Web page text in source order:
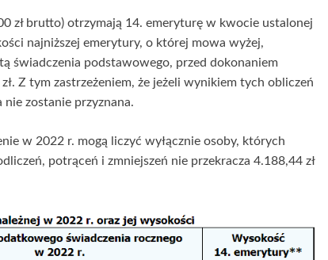
zł brutto) otrzymają 14. emeryturę w kwocie ustalonej
najniższej emerytury, o której mowa wyżej,
świadczenia podstawowego, przed dokonaniem
Z tym zastrzeżeniem, że jeżeli wynikiem tych obliczeń
nie zostanie przyznana.
w 2022 r. mogą liczyć wyłącznie osoby, których
potrąceń i zmniejszeń nie przekracza 4.188,44 zł